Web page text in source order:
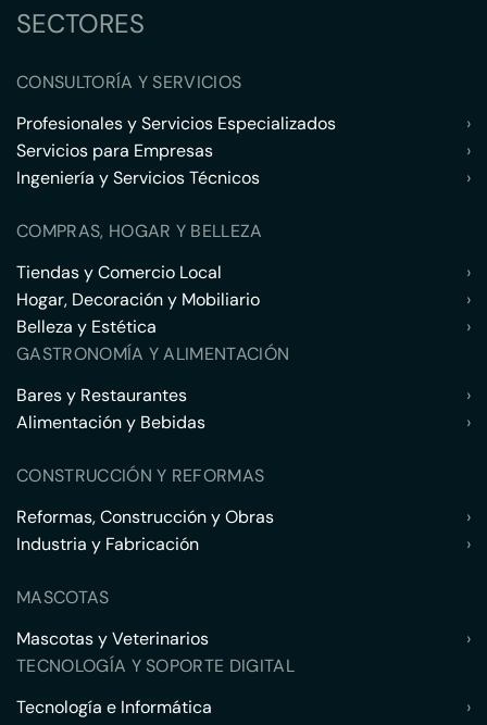
SECTORES
CONSULTORÍA Y SERVICIOS
Profesionales y Servicios Especializados
›
Servicios para Empresas
›
Ingeniería y Servicios Técnicos
›
COMPRAS, HOGAR Y BELLEZA
Tiendas y Comercio Local
›
Hogar, Decoración y Mobiliario
›
Belleza y Estética
›
GASTRONOMÍA Y ALIMENTACIÓN
Bares y Restaurantes
›
Alimentación y Bebidas
›
CONSTRUCCIÓN Y REFORMAS
Reformas, Construcción y Obras
›
Industria y Fabricación
›
MASCOTAS
Mascotas y Veterinarios
›
TECNOLOGÍA Y SOPORTE DIGITAL
Tecnología e Informática
›